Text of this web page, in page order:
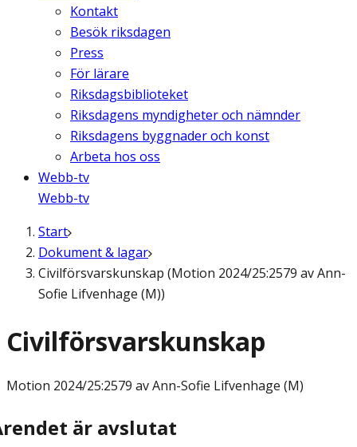
Kontakt
Besök riksdagen
Press
För lärare
Riksdagsbiblioteket
Riksdagens myndigheter och nämnder
Riksdagens byggnader och konst
Arbeta hos oss
Webb-tv
Webb-tv
Start
Dokument & lagar
Civilförsvarskunskap (Motion 2024/25:2579 av Ann-
Sofie Lifvenhage (M))
Civilförsvarskunskap
Motion 2024/25:2579 av Ann-Sofie Lifvenhage (M)
är avslutat